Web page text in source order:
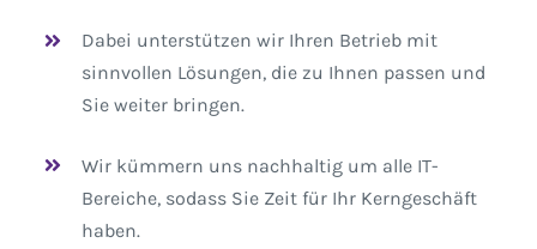
Dabei unterstützen wir Ihren Betrieb mit
sinnvollen Lösungen, die zu Ihnen passen und
Sie weiter bringen.
Wir kümmern uns nachhaltig um alle IT-
Bereiche, sodass Sie Zeit für Ihr Kerngeschäft
haben.